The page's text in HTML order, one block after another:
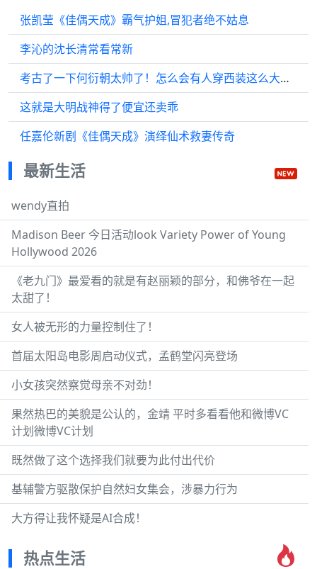
张凯莹《佳偶天成》霸气护姐,冒犯者绝不姑息
李沁的沈长清常看常新
考古了一下何衍朝太帅了！怎么会有人穿西装这么大佬又少年气的！
这就是大明战神得了便宜还卖乖
任嘉伦新剧《佳偶天成》演绎仙术救妻传奇
最新生活
wendy直拍
Madison Beer 今日活动look Variety Power of Young
Hollywood 2026
《老九门》最爱看的就是有赵丽颖的部分，和佛爷在一起
太甜了！
女人被无形的力量控制住了！
首届太阳岛电影周启动仪式，孟鹤堂闪亮登场
小女孩突然察觉母亲不对劲！
果然热巴的美貌是公认的，金靖 平时多看看他和微博VC
计划微博VC计划
既然做了这个选择我们就要为此付出代价
基辅警方驱散保护自然妇女集会，涉暴力行为
大方得让我怀疑是AI合成！
热点生活